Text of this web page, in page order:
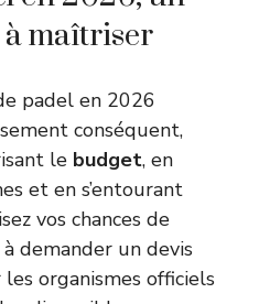
à maîtriser
padel en 2026
conséquent,
le budget, en
et en s’entourant
vos chances de
demander un devis
organismes officiels